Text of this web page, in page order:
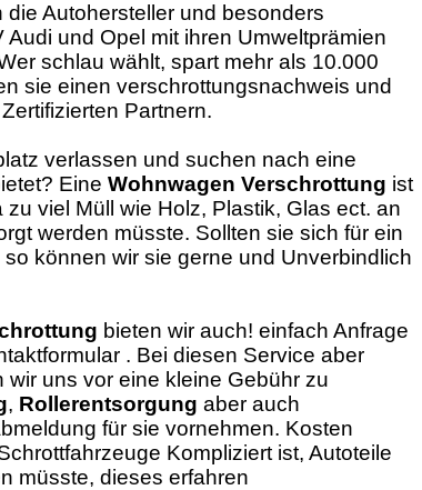
Autohersteller und besonders
und Opel mit ihren Umweltprämien
schlau wählt, spart mehr als 10.000
sie einen verschrottungsnachweis und
Partnern.
verlassen und suchen nach eine
Eine Wohnwagen Verschrottung ist
viel Müll wie Holz, Plastik, Glas ect. an
werden müsste. Sollten sie sich für ein
können wir sie gerne und Unverbindlich
bieten wir auch! einfach Anfrage
. Bei diesen Service aber
uns vor eine kleine Gebühr zu
, Rollerentsorgung aber auch
für sie vornehmen. Kosten
Kompliziert ist, Autoteile
müsste, dieses erfahren